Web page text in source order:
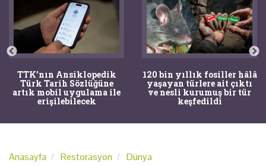
TTK'nın Ansiklopedik
Türk Tarih Sözlüğüne
artık mobil uygulama ile
erişilebilecek
120 bin yıllık fosiller hâlâ
yaşayan türlere ait çıktı
ve nesli kurumuş bir tür
keşfedildi
Anasayfa Restorasyon Dünya